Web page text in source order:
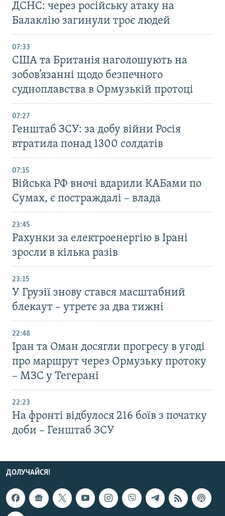
ДСНС: через російську атаку на
Балаклію загинули троє людей
07:33
США та Британія наголошують на
зобов’язанні щодо безпечного
судноплавства в Ормузькій протоці
07:27
Генштаб ЗСУ: за добу війни Росія
втратила понад 1300 солдатів
07:15
Війська РФ вночі вдарили КАБами по
Сумах, є постраждалі – влада
23:45
Рахунки за електроенергію в Ірані
зросли в кілька разів
23:15
У Грузії знову стався масштабний
блекаут – утретє за два тижні
22:48
Іран та Оман досягли прогресу в угоді
про маршрут через Ормузьку протоку
– МЗС у Тегерані
22:23
На фронті відбулося 216 боїв з початку
доби – Генштаб ЗСУ
ДОЛУЧАЙСЯ!